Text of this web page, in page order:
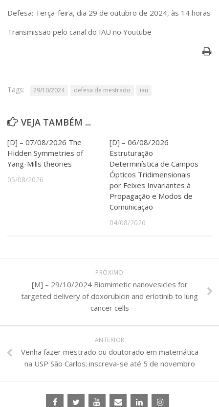
Artes, Cultura e Esportes
Outros serviços
Assessorias e Mídias
Jornal da USP
Agenda de Eventos
Defesa de Teses
Defesa: Terça-feira, dia 29 de outubro de 2024, às 14 horas
Transmissão pelo canal do IAU no Youtube
Tags: 29/10/2024 defesa de mestrado iau
VEJA TAMBÉM ...
[D] – 07/08/2026 The
Hidden Symmetries of
Yang-Mills theories
05/08/2026
[D] – 06/08/2026
Estruturação
Determinística de Campos
Ópticos Tridimensionais
por Feixes Invariantes à
Propagação e Modos de
Comunicação
04/08/2026
PRÓXIMO
[M] – 29/10/2024 Biomimetic nanovesicles for
targeted delivery of doxorubicin and erlotinib to lung
cancer cells
ANTERIOR
Venha fazer mestrado ou doutorado em matemática
na USP São Carlos: inscreva-se até 5 de novembro